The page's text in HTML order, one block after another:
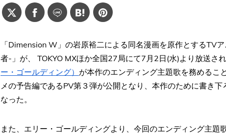
「Dimension W」の岩原裕二による同名漫画を原作とするTV
者-」が、 TOKYO MXほか全国27局にて7月2日(水)より放送され
ー・ゴールディング） が本作のエンディング主題歌を務めるこ
メの予告編であるPV第３弾が公開となり、本作のために書き
なった。
また、エリー・ゴールディングより、今回のエンディング主題